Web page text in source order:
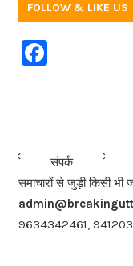
FOLLOW & LIKE US
F
b
o
o
k
<<< संपर्क
>>>
समाचारों से जुड़ी किसी
9634342461,